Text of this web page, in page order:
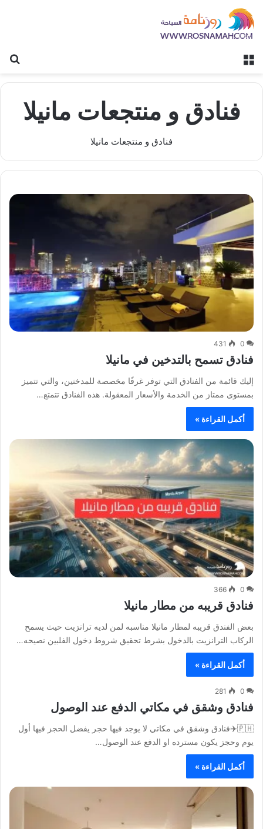
فنادق و منتجعات مانيلا
فنادق و منتجعات مانيلا
0
431
فنادق تسمح بالتدخين في مانيلا
إليك قائمة من الفنادق التي توفر غرفًا مخصصة للمدخنين، والتي تتميز
بمستوى ممتاز من الخدمة والأسعار المعقولة. هذه الفنادق تتمتع…
أكمل القراءة »
0
366
فنادق قريبه من مطار مانيلا
بعض الفندق قريبه لمطار مانيلا مناسبه لمن لديه ترانزيت حيث يسمح
الركاب الترانزيت بالدخول بشرط تحقيق شروط دخول الفلبين نصيحه…
أكمل القراءة »
0
281
فنادق وشقق في مكاتي الدفع عند الوصول
🇵🇭✈️فنادق وشقق في مكاتي لا يوجد فيها حجر يفضل الحجز فيها أول
يوم وحجز يكون مسترده او الدفع عند الوصول…
أكمل القراءة »